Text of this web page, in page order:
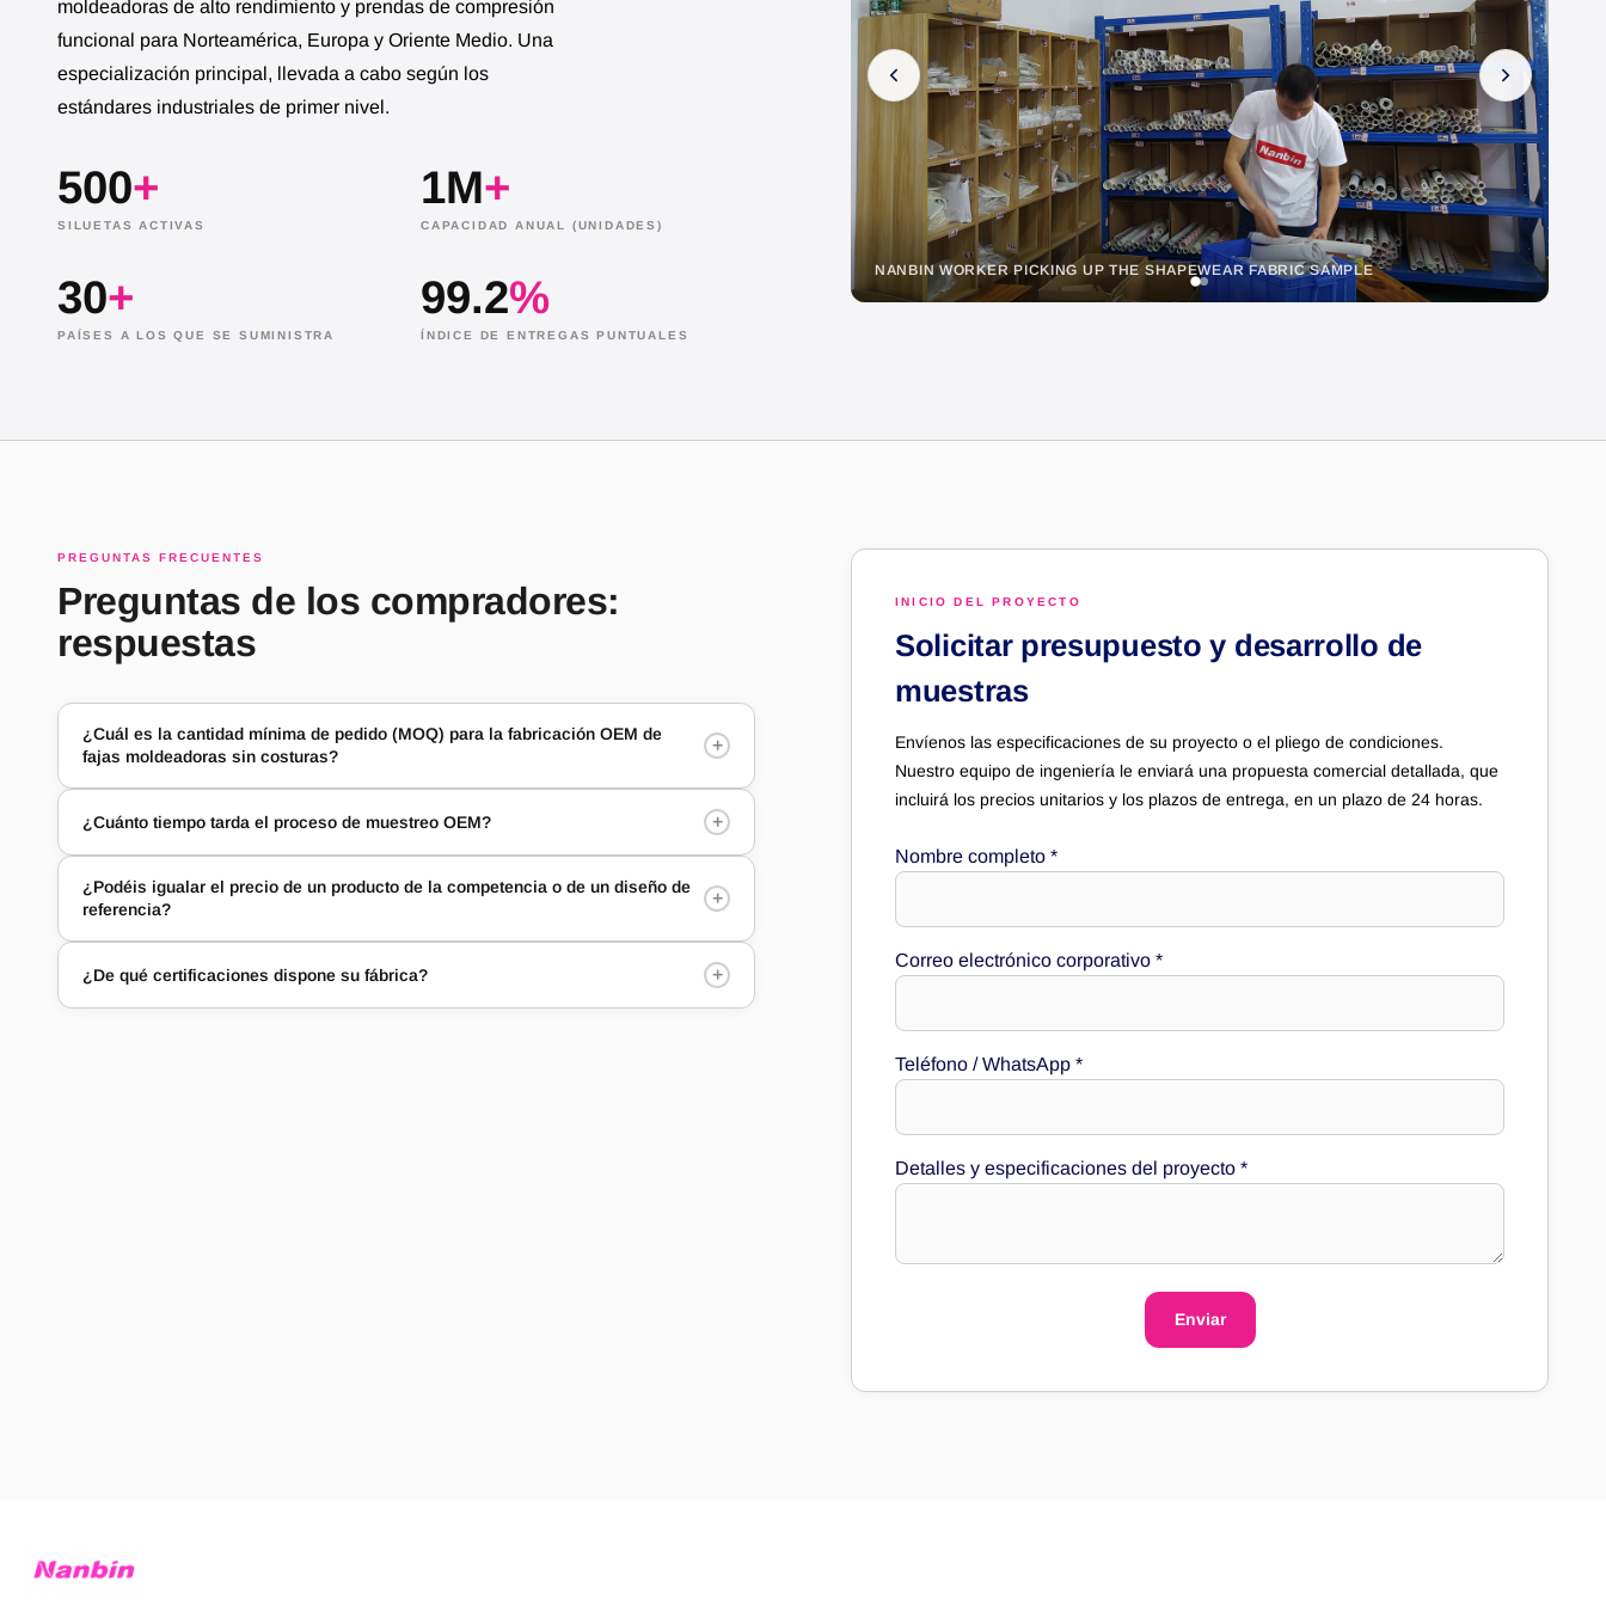
moldeadoras de alto rendimiento y prendas de compresión
funcional para Norteamérica, Europa y Oriente Medio. Una
especialización principal, llevada a cabo según los
estándares industriales de primer nivel.
500+
SILUETAS ACTIVAS
1M+
CAPACIDAD ANUAL (UNIDADES)
30+
PAÍSES A LOS QUE SE SUMINISTRA
99.2%
ÍNDICE DE ENTREGAS PUNTUALES
NANBIN EMPLOYEES SEWING SHAPEWEAR IN THE WORKSHOP
PREGUNTAS FRECUENTES
Preguntas de los compradores:
respuestas
¿Cuál es la cantidad mínima de pedido (MOQ) para la fabricación OEM de
fajas moldeadoras sin costuras?
+
¿Cuánto tiempo tarda el proceso de muestreo OEM? +
¿Podéis igualar el precio de un producto de la competencia o de un diseño de
referencia?
+
¿De qué certificaciones dispone su fábrica? +
INICIO DEL PROYECTO
Solicitar presupuesto y desarrollo de
muestras
Envíenos las especificaciones de su proyecto o el pliego de condiciones.
Nuestro equipo de ingeniería le enviará una propuesta comercial detallada, que
incluirá los precios unitarios y los plazos de entrega, en un plazo de 24 horas.
Nombre completo *
completo
Especificaciones
Correo electrónico corporativo *
Teléfono / WhatsApp *
Detalles y especificaciones del proyecto *
Enviar